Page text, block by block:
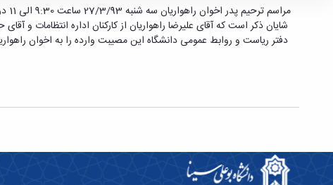
عرض تسلیت به آقایان علیرضا و حمید راهواریان -
مراسم ترحیم پدر اخوان راهواریان سه شنبه 27/3/93 ساعت 9:30 الی 11 در مسجد الزهرا واقع در حصارامام برگزار می گردد.
شایان ذکر است که آقای علیرضا راهواریان از کارکنان اداره انتظامات و
دفتر ریاست و روابط عمومی دانشگاه این مصیبت وارده را به اخوان